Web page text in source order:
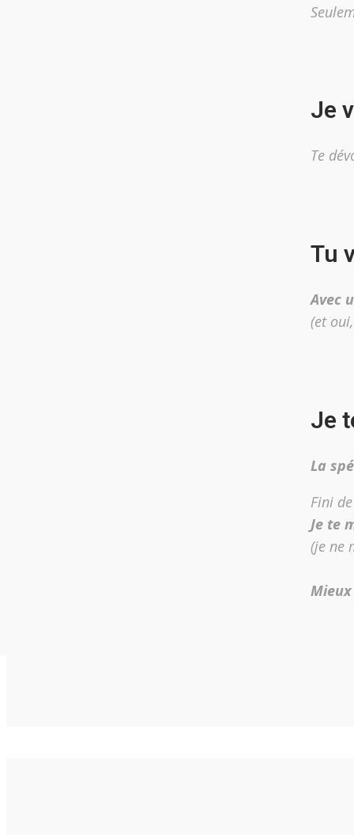
Je
Te
Tu
Avec
(et
Je
La
Fini
Je te
(je ne